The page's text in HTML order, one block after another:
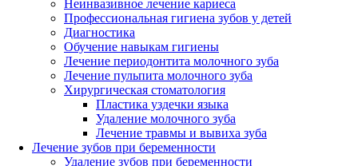
Неинвазивное лечение кариеса
Профессиональная гигиена зубов у детей
Диагностика
Обучение навыкам гигиены
Лечение периодонтита молочного зуба
Лечение пульпита молочного зуба
Хирургическая стоматология
Пластика уздечки языка
Удаление молочного зуба
Лечение травмы и вывиха зуба
Лечение зубов при беременности
Удаление зубов при беременности